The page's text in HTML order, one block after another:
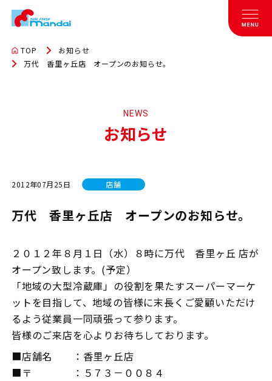
TOP
お知らせ
万代 香里ヶ丘店 オープンのお知らせ。
NEWS
お知らせ
2012年07月25日 店舗
万代 香里ヶ丘店 オープンのお知らせ。
２０１２年８月１日（水）８時に万代 香里ヶ丘 店が
オープン致します。(予定）
「地域の大型冷蔵庫」の役割を果たすスーパーマーケ
ットを目指して、地域の皆様に末長くご愛顧いただけ
るよう従業員一同頑張って参ります。
皆様のご来店を心よりお待ちしております。
■店舗名 ：香里ヶ丘店
■〒 ：５７３－００８４